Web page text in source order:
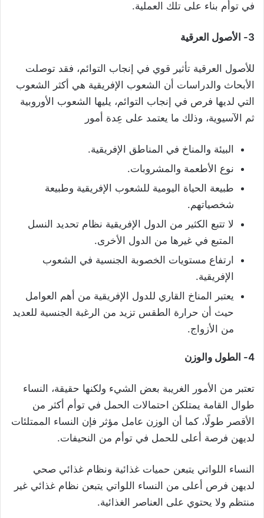
في توأم بناء على تلك العملية.
3- الأصول العرقية
للأصول العرقية تأثير قوي في إنجاب التوائم، فقد توصلت
الأبحاث والدراسات أن الشعوب الإفريقية هي أكثر الشعوب
التي لديها فرص في إنجاب التوائم، يليها الشعوب الأوروبية
ثم الآسيوية، وذلك ما يعتمد على عِدة أمور
البيئة والمناخ في المناطق الإفريقية.
نوع الأطعمة والمشروبات.
طبيعة الحياة اليومية للشعوب الإفريقية وطبيعة
شخصياتهم.
لا تتبع الكثير من الدول الإفريقية نظام تحديد النسل
المتبع في غيرها من الدول الأخرى.
ارتفاع مستويات الخصوبة الجنسية في الشعوب
الإفريقية.
يعتبر المناخ القاري للدول الإفريقية من أهم العوامل
حيث أن حرارة الطقس تزيد من الرغبة الجنسية للعديد
من الأزواج.
4- الطول والوزن
تعتبر من الأمور الغريبة بعض الشيء ولكنها حقيقة، النساء
طوال القامة يمتلكن احتمالات الحمل في توأم أكثر من
الأقصر طولًا، كما أن الوزن عامل مؤثر فإن النساء الممتلئات
لديهن فرصة أعلى للحمل في توأم من النحيفات.
النساء اللواتي يتبعن حميات غذائية ونظام غذائي صحي
لديهن فرص أعلى من النساء اللواتي يتبعن نظام غذائي غير
منتظم ولا يحتوي على العناصر الغذائية.